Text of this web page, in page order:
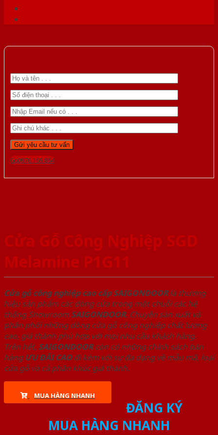
Gọi 0976.169.864
Cửa Gỗ Công Nghiệp SGD
Melamine P1G11
Cửa gỗ công nghiệp cao cấp SAIGONDOORlà thương
hiệu sản phẩm các dòng cửa trong một chuỗi các hệ
thống Showroom SAIGONDOOR. Chuyên sản xuất và
phân phối những dòng cửa gỗ công nghiệp chất lượng
cao, giá thành phù hợp với mọi nhu cầu khách hàng.
Trên hết, SAIGONDOORcòn có những chính sách bán
hàng ƯU ĐÃI CAOđi kèm với sự đa dạng về mẫu mã, loại
cửa gỗ và cả phân khúc giá thành.
MUA HÀNG NHANH
ĐĂNG KÝ
MUA HÀNG NHANH